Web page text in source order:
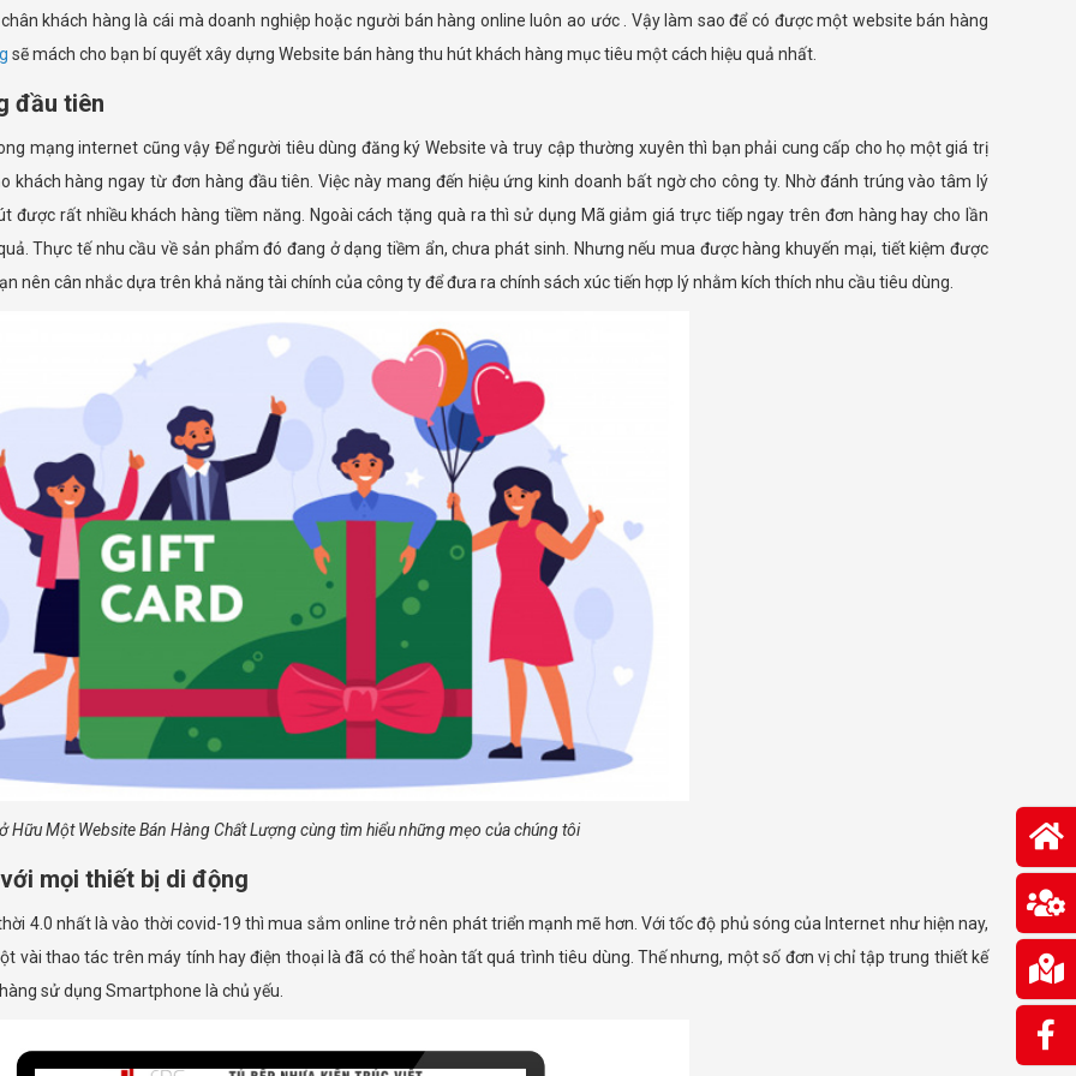
khách hàng là cái mà doanh nghiệp hoặc người bán hàng online luôn ao ước . Vậy làm sao để có được một website bán hàng
sẽ mách cho bạn bí quyết xây dựng Website bán hàng thu hút khách hàng mục tiêu một cách hiệu quả nhất.
đầu tiên
mạng internet cũng vậy Để người tiêu dùng đăng ký Website và truy cập thường xuyên thì bạn phải cung cấp cho họ một giá trị
khách hàng ngay từ đơn hàng đầu tiên. Việc này mang đến hiệu ứng kinh doanh bất ngờ cho công ty. Nhờ đánh trúng vào tâm lý
được rất nhiều khách hàng tiềm năng. Ngoài cách tặng quà ra thì sử dụng Mã giảm giá trực tiếp ngay trên đơn hàng hay cho lần
Thực tế nhu cầu về sản phẩm đó đang ở dạng tiềm ẩn, chưa phát sinh. Nhưng nếu mua được hàng khuyến mại, tiết kiệm được
nên cân nhắc dựa trên khả năng tài chính của công ty để đưa ra chính sách xúc tiến hợp lý nhằm kích thích nhu cầu tiêu dùng.
Hữu Một Website Bán Hàng Chất Lượng cùng tìm hiểu những mẹo của chúng tôi
mọi thiết bị di động
4.0 nhất là vào thời covid-19 thì mua sắm online trở nên phát triển mạnh mẽ hơn. Với tốc độ phủ sóng của Internet như hiện nay,
vài thao tác trên máy tính hay điện thoại là đã có thể hoàn tất quá trình tiêu dùng. Thế nhưng, một số đơn vị chỉ tập trung thiết kế
sử dụng Smartphone là chủ yếu.